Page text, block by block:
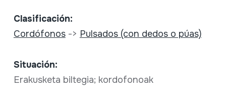
Clasificación:
Cordófonos-> Pulsados (con dedos o púas)
Situación:
Erakusketa biltegia; kordofonoak